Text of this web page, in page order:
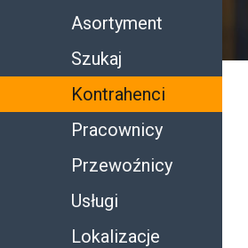
Asortyment
Szukaj
Kontrahenci
Pracownicy
Przewoźnicy
Usługi
Lokalizacje